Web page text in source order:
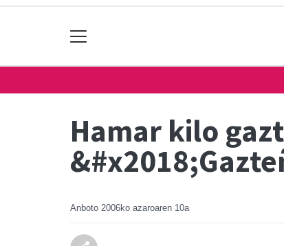
Hamar kilo
Anboto 2006ko azaroaren 10a